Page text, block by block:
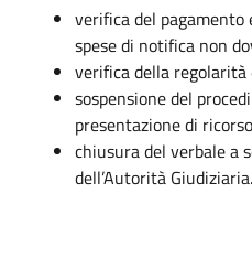
verifica del
spese di notifica non
verifica della
sospensione del
presentazione di ricorso
chiusura del verbale a
dell’Autorità Giudiziaria.